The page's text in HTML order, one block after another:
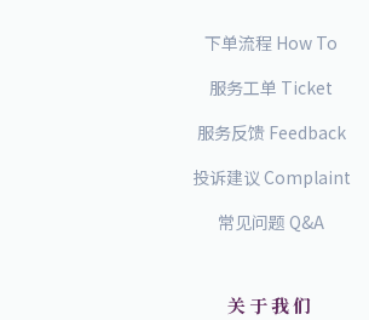
下单流程 How To
服务工单 Ticket
服务反馈 Feedback
投诉建议 Complaint
常见问题 Q&A
关于我们